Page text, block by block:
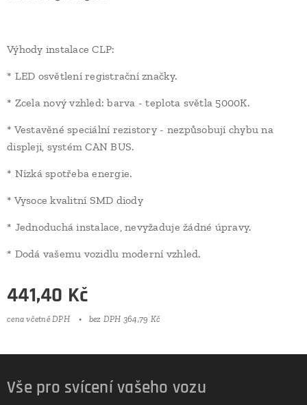
Výhody instalace CLP:
* LED osvětlení registrační značky.
* Zcela nový vzhled: barva - teplota světla 5000K.
* Vestavěné speciální rezistory - nezpůsobují chybu na
displeji, systém CAN BUS.
* Nízká spotřeba energie.
* Vysoce kvalitní SMD diody
* Jednoduchá instalace, nevyžaduje žádné úpravy.
* Dodá vašemu vozidlu moderní vzhled.
441,40 Kč
cena včetně DPH bez DPH 364,79 Kč
Vše pro svícení vašeho vozu